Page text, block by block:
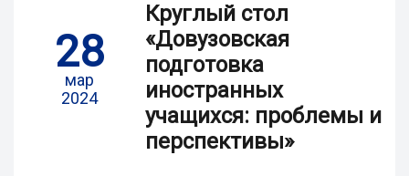
28
мар
2024
Круглый стол
«Довузовская
подготовка
иностранных
учащихся: проблемы и
перспективы»